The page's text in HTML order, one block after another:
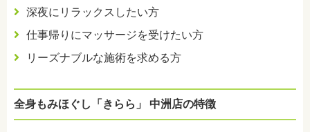
深夜にリラックスしたい方
仕事帰りにマッサージを受けたい方
リーズナブルな施術を求める方
全身もみほぐし「きらら」 中洲店の特徴